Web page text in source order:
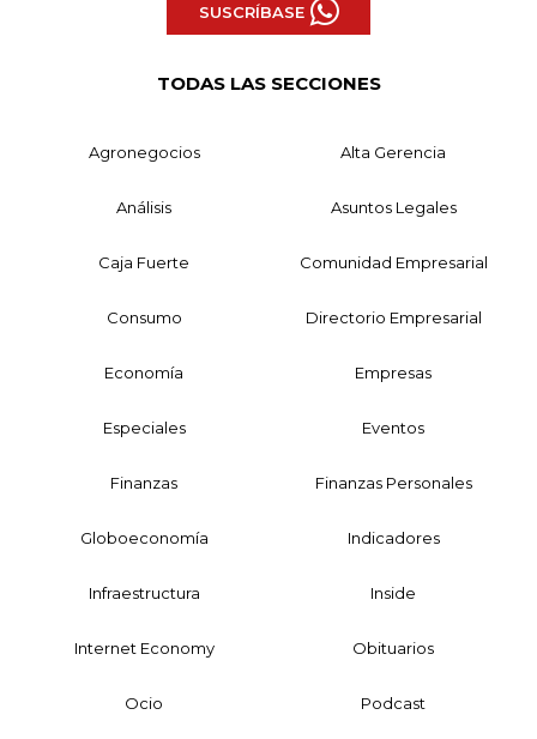
SUSCRÍBASE
TODAS LAS SECCIONES
Agronegocios Alta Gerencia
Análisis Asuntos Legales
Caja Fuerte Comunidad Empresarial
Consumo Directorio Empresarial
Economía Empresas
Especiales Eventos
Finanzas Finanzas Personales
Globoeconomía Indicadores
Infraestructura Inside
Internet Economy Obituarios
Ocio Podcast